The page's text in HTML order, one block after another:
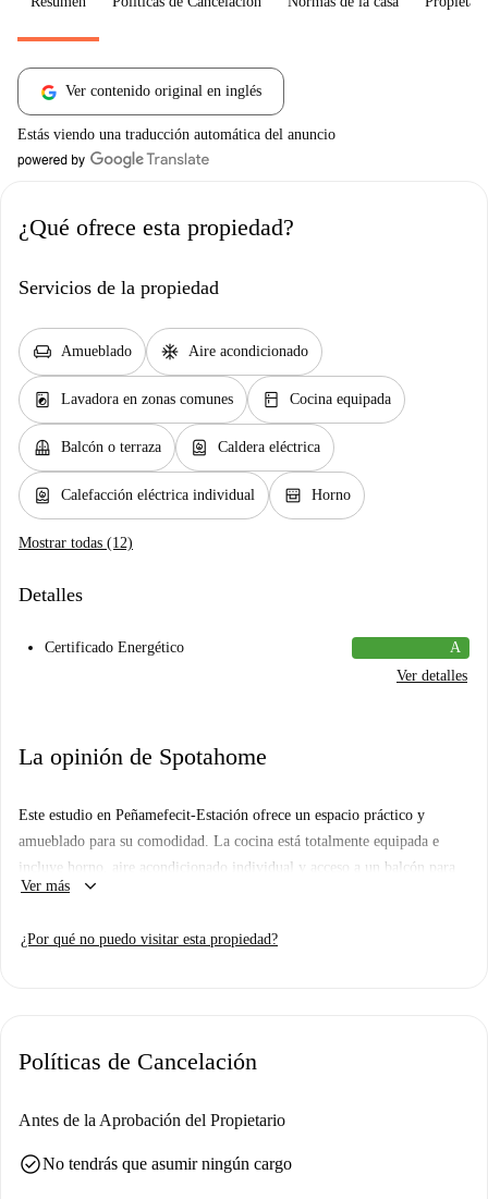
Ver contenido original en inglés
Estás viendo una traducción automática del anuncio
¿Qué ofrece esta propiedad?
Servicios de la propiedad
chair Amueblado ac_unit Aire acondicionado
local_laundry_service Lavadora en zonas comunes kitchen Cocina equipada
balcony Balcón o terraza water_heater Caldera eléctrica
water_heater Calefacción eléctrica individual oven_gen Horno
Mostrar todas (12)
Detalles
Certificado Energético
A
Ver detalles
La opinión de Spotahome
Este estudio en Peñamefecit-Estación ofrece un espacio práctico y
amueblado para su comodidad. La cocina está totalmente equipada e
incluye horno, aire acondicionado individual y acceso a un balcón para
relajarse. También dispone de lavadora compartida. Tenga en cuenta que
según la factura.
restaurantes como el Restaurante Turco Le Divan y La Flor del Paladar
Ver más keyboard_arrow_down
¿Por qué no puedo visitar esta propiedad?
Políticas de Cancelación
Antes de la Aprobación del Propietario
check_circleNo tendrás que asumir ningún cargo